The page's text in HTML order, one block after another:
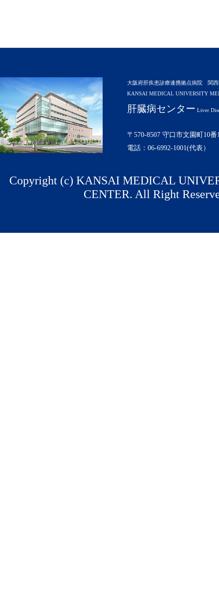
大阪府肝疾患診療連携拠点病院 関
KANSAI MEDICAL UNIVERSITY
肝臓病センター Liver
〒570-8507 守口市文園町10番
電話：06-6992-1001(代表）
Copyright (c) KANSAI MEDICAL
CENTER. All Right